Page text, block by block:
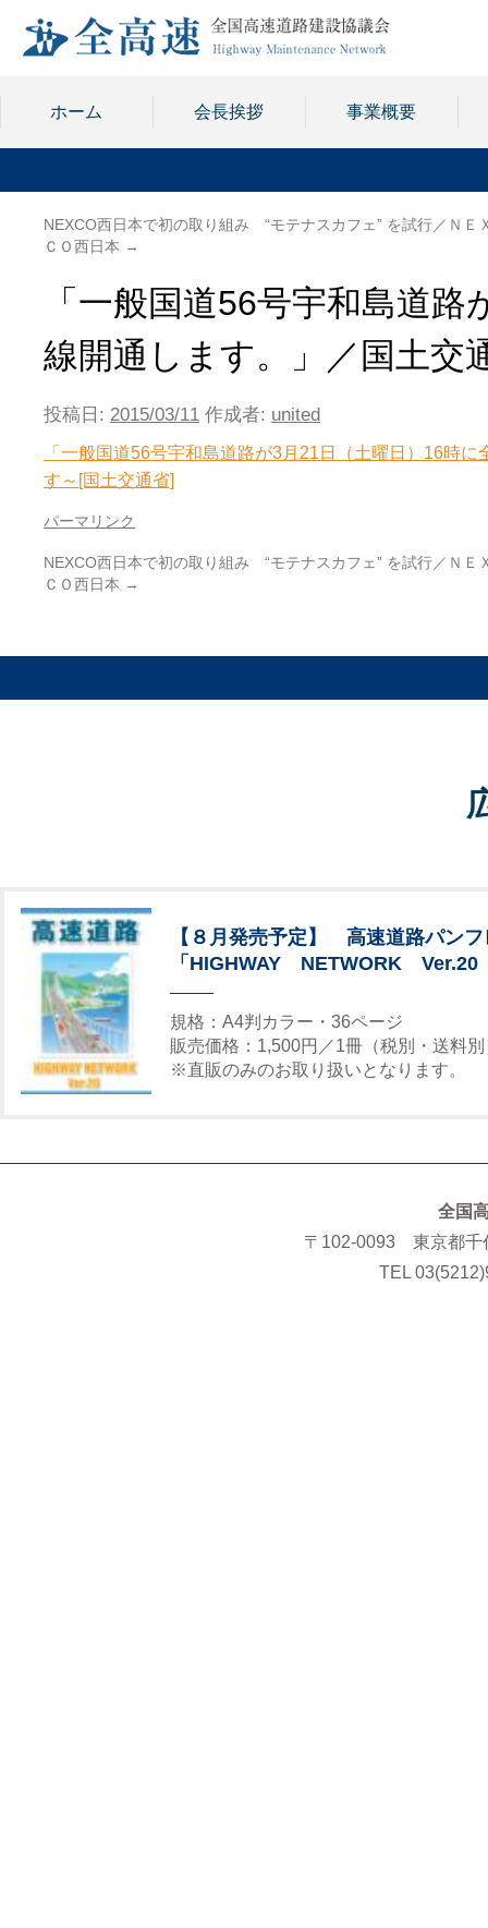
ホーム 会長挨拶 事業概要
NEXCO西日本で初の取り組み “モテナスカフェ” を試行／ＮＥ
ＣＯ西日本 →
「一般国道56号宇和島道
線開通します。」／国土交
投稿日: 2015/03/11 作成者: united
「一般国道56号宇和島道路が3月21日（土曜日）16時
す～[国土交通省]
パーマリンク
NEXCO西日本で初の取り組み “モテナスカフェ” を試行／ＮＥ
ＣＯ西日本 →
【８月発売予定】 高速道路パンフ
「HIGHWAY NETWORK Ver.20
規格：A4判カラー・36ページ
販売価格：1,500円／1冊（税別・送料別
※直販のみのお取り扱いとなります。
全国
〒102-0093 東京都千
TEL